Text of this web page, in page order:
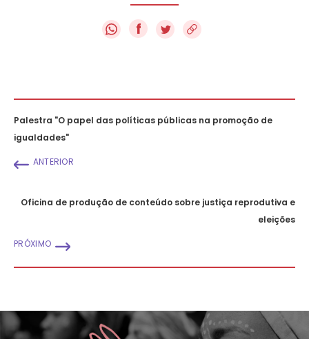
f
Palestra "O papel das políticas públicas na promoção de
igualdades"
ANTERIOR
Oficina de produção de conteúdo sobre justiça reprodutiva e
eleições
PRÓXIMO